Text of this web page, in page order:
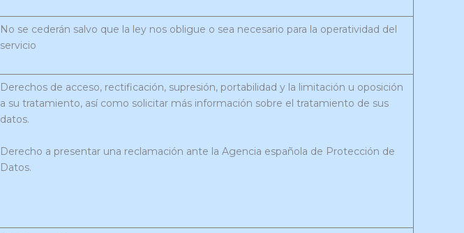
No se cederán salvo que la ley nos obligue o sea necesario para la operatividad del
servicio
Derechos de acceso, rectificación, supresión, portabilidad y la limitación u oposición
a su tratamiento, así como solicitar más información sobre el tratamiento de sus
datos.
Derecho a presentar una reclamación ante la Agencia española de Protección de
Datos.